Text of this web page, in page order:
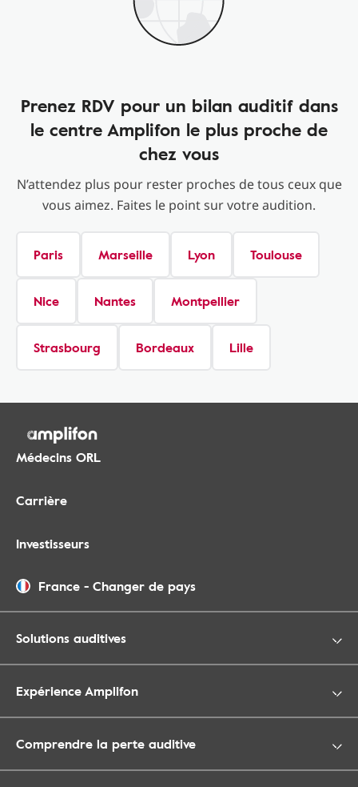
Prenez RDV pour un bilan auditif dans
le centre Amplifon le plus proche de
chez vous
N’attendez plus pour rester proches de tous ceux que
vous aimez. Faites le point sur votre audition.
Paris Marseille Lyon Toulouse
Nice Nantes Montpellier
Strasbourg Bordeaux Lille
Médecins ORL
Carrière
Investisseurs
France - Changer de pays
Solutions auditives
Expérience Amplifon
Comprendre la perte auditive